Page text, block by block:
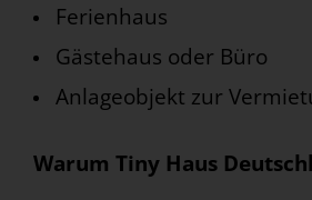
Ferienhaus
Gästehaus oder Büro
Anlageobjekt zur
Warum Tiny Haus